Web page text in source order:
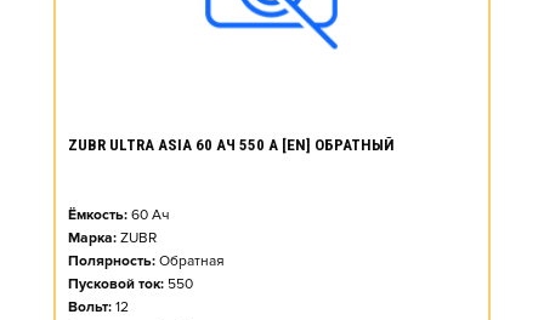
ZUBR ULTRA ASIA 60 АЧ 550 А [EN] ОБРАТНЫЙ
Ёмкость: 60 Ач
Марка: ZUBR
Полярность: Обратная
Пусковой ток: 550
Вольт: 12